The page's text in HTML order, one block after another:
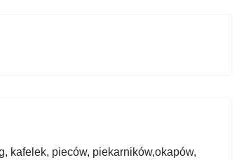
kafelek, pieców, piekarników,okapów,